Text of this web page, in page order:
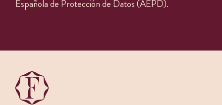
Española de Protección de Datos (AEPD).